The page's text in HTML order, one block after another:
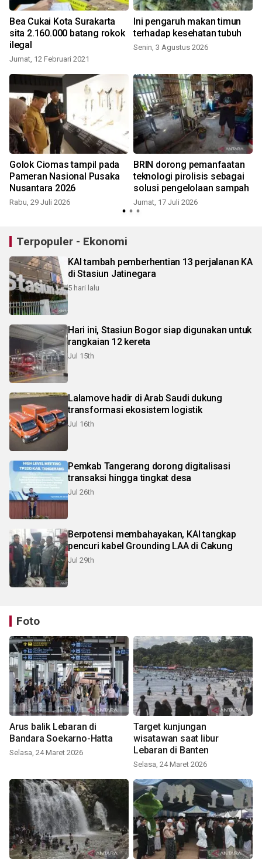
Bea Cukai Kota Surakarta
sita 2.160.000 batang rokok
ilegal
Jumat, 12 Februari 2021
Ini pengaruh makan timun
terhadap kesehatan tubuh
Senin, 3 Agustus 2026
Golok Ciomas tampil pada
Pameran Nasional Pusaka
Nusantara 2026
Rabu, 29 Juli 2026
BRIN dorong pemanfaatan
teknologi pirolisis sebagai
solusi pengelolaan sampah
Jumat, 17 Juli 2026
Terpopuler - Ekonomi
KAI tambah pemberhentian 13 perjalanan KA
di Stasiun Jatinegara
5 hari lalu
Hari ini, Stasiun Bogor siap digunakan untuk
rangkaian 12 kereta
Jul 15th
Lalamove hadir di Arab Saudi dukung
transformasi ekosistem logistik
Jul 16th
Pemkab Tangerang dorong digitalisasi
transaksi hingga tingkat desa
Jul 26th
Berpotensi membahayakan, KAI tangkap
pencuri kabel Grounding LAA di Cakung
Jul 29th
Foto
Arus balik Lebaran di
Bandara Soekarno-Hatta
Selasa, 24 Maret 2026
Target kunjungan
wisatawan saat libur
Lebaran di Banten
Selasa, 24 Maret 2026